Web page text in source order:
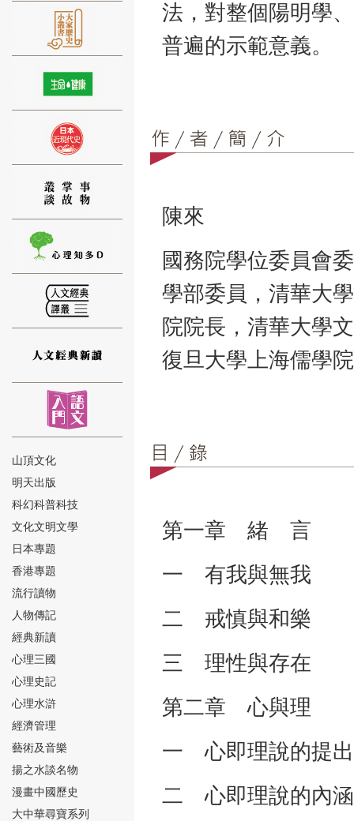
⑫
⑬
⑭
⑮
山頂文化
明天出版
科幻科普科技
文化文明文學
日本專題
香港專題
流行讀物
人物傳記
經典新讀
心理三國
心理史記
心理水滸
經濟管理
藝術及音樂
揚之水談名物
漫畫中國歷史
大中華尋寶系列
法，對整個陽明學
普遍的示範意義。
陳來
國務院學位委員會
學部委員，清華大
院院長，清華大學
復旦大學上海儒學
第一章 緒
一 有我與無
二 戒慎與和
三 理性與存
第二章 心與
一 心即理說的提
二 心即理說的內